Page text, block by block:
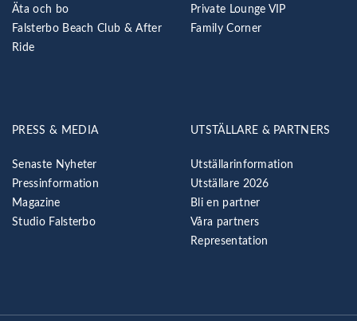
Äta och bo
Falsterbo Beach Club & After
Ride
Private Lounge VIP
Family Corner
PRESS & MEDIA
Senaste Nyheter
Pressinformation
Magazine
Studio Falsterbo
UTSTÄLLARE & PARTNERS
Utställarinformation
Utställare 2026
Bli en partner
Våra partners
Representation